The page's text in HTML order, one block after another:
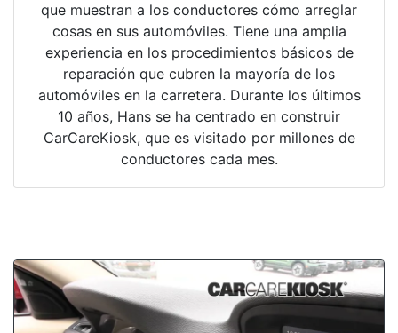
que muestran a los conductores cómo arreglar
cosas en sus automóviles. Tiene una amplia
experiencia en los procedimientos básicos de
reparación que cubren la mayoría de los
automóviles en la carretera. Durante los últimos
10 años, Hans se ha centrado en construir
CarCareKiosk, que es visitado por millones de
conductores cada mes.